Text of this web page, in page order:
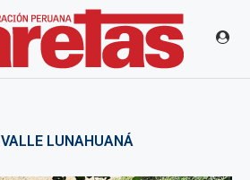
VALLE LUNAHUANÁ